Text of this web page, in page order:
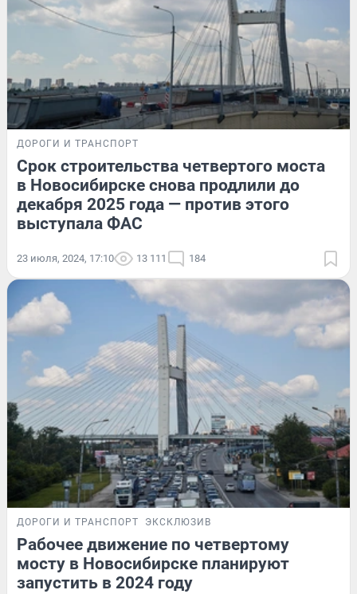
ДОРОГИ И ТРАНСПОРТ
Срок строительства четвертого моста
в Новосибирске снова продлили до
декабря 2025 года — против этого
выступала ФАС
23 июля, 2024, 17:10 13 111 184
ДОРОГИ И ТРАНСПОРТ ЭКСКЛЮЗИВ
Рабочее движение по четвертому
мосту в Новосибирске планируют
запустить в 2024 году